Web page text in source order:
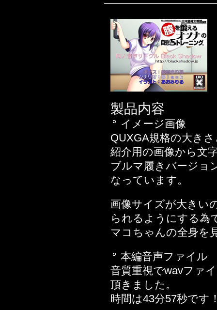
2019年02月14日発
2018年11月23日発
2018年10月12日発
2018年09月17日発
2018年08月10日発
2018年06月01日発
2018年05月26日発
2018年05月20日発
2018年03月30日発
2018年03月16日発
ん♪
2018年03月10日発
2018年03月04日発
2018年01月12日発
2017年12月15日発
2017年12月01日発
2017年04月25日発
2017年04月21日発
2017年02月17日発
話
製品内容
イメージ画像
QUXGA規格の大き
紹介用の画像から文
ブルマ履きバージョ
なっています。
画像サイズが大きい
られるようにする為
マコちゃんの全身を
本編音声ファイル
音質重視でwavファ
頂きました。
時間は43分57秒です